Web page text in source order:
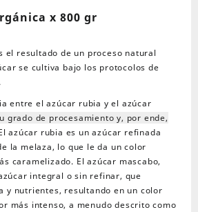
x 800 gr
el resultado de un proceso natural
se cultiva bajo los protocolos de
entre el azúcar rubia y el azúcar
grado de procesamiento y, por ende,
azúcar rubia es un azúcar refinada
la melaza, lo que le da un color
caramelizado. El azúcar mascabo,
integral o sin refinar, que
y nutrientes, resultando en un color
más intenso, a menudo descrito como